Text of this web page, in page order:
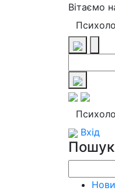
Вітаємо
Вхід
Пошук